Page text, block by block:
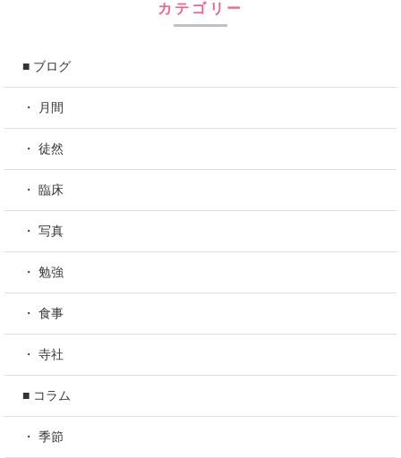
カテゴリー
■ ブログ
・ 月間
・ 徒然
・ 臨床
・ 写真
・ 勉強
・ 食事
・ 寺社
■ コラム
・ 季節